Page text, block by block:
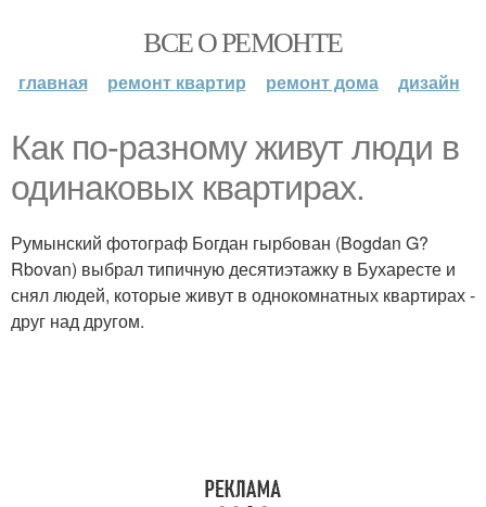
ВСЕ О РЕМОНТЕ
главная ремонт квартир ремонт дома дизайн
Как по-разному живут люди в
одинаковых квартирах.
Румынский фотограф Богдан гырбован (Bogdan G?
Rbovan) выбрал типичную десятиэтажку в Бухаресте и
снял людей, которые живут в однокомнатных квартирах -
друг над другом.